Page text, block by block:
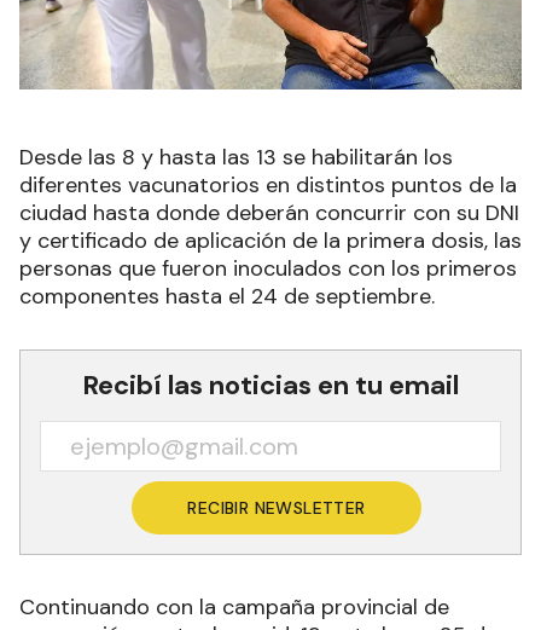
Desde las 8 y hasta las 13 se habilitarán los
diferentes vacunatorios en distintos puntos de la
ciudad hasta donde deberán concurrir con su DNI
y certificado de aplicación de la primera dosis, las
personas que fueron inoculados con los primeros
componentes hasta el 24 de septiembre.
Recibí las noticias en tu email
RECIBIR NEWSLETTER
Continuando con la campaña provincial de